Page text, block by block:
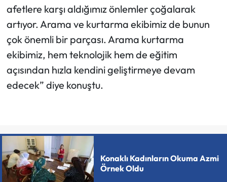
afetlere karşı aldığımız önlemler çoğalarak
artıyor. Arama ve kurtarma ekibimiz de bunun
çok önemli bir parçası. Arama kurtarma
ekibimiz, hem teknolojik hem de eğitim
açısından hızla kendini geliştirmeye devam
edecek” diye konuştu.
Konaklı Kadınların Okuma Azmi
Örnek Oldu